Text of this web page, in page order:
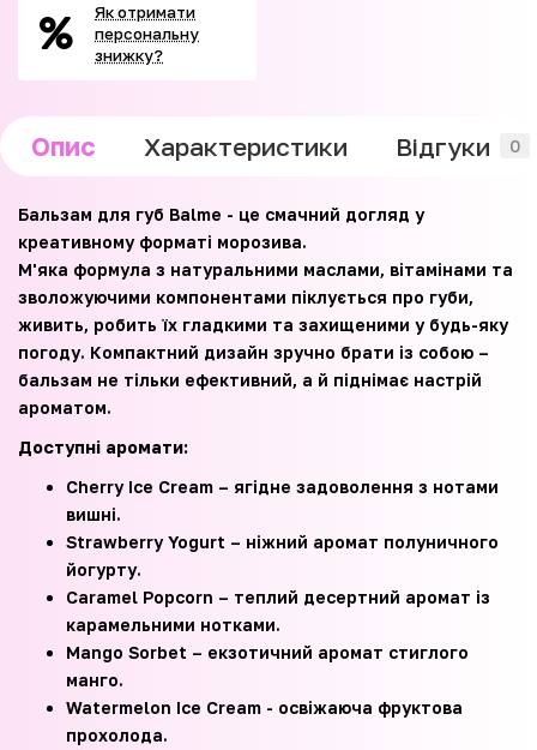
Як отримати
персональну
знижку?
Опис Характеристики Відгуки 0
Бальзам для губ Balme - це смачний догляд у
креативному форматі морозива.
М'яка формула з натуральними маслами, вітамінами та
зволожуючими компонентами піклується про губи,
живить, робить їх гладкими та захищеними у будь-яку
погоду. Компактний дизайн зручно брати із собою –
бальзам не тільки ефективний, а й піднімає настрій
ароматом.
Доступні аромати:
Cherry Ice Cream – ягідне задоволення з нотами
вишні.
Strawberry Yogurt – ніжний аромат полуничного
йогурту.
Caramel Popcorn – теплий десертний аромат із
карамельними нотками.
Mango Sorbet – екзотичний аромат стиглого
манго.
Watermelon Ice Cream - освіжаюча фруктова
прохолода.